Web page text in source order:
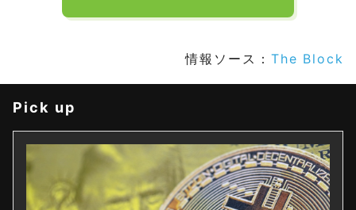
情報ソース： The Block
Pick up